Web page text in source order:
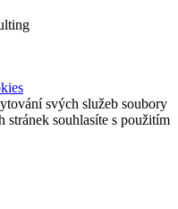
svých služeb soubory
souhlasíte s použitím